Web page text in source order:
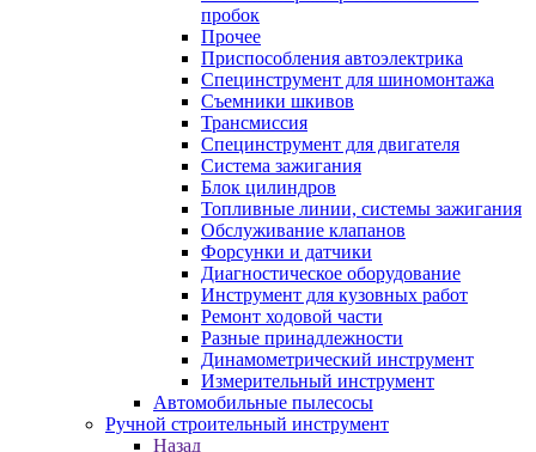
пробок
Прочее
Приспособления автоэлектрика
Специнструмент для шиномонтажа
Съемники шкивов
Трансмиссия
Специнструмент для двигателя
Система зажигания
Блок цилиндров
Топливные линии, системы зажигания
Обслуживание клапанов
Форсунки и датчики
Диагностическое оборудование
Инструмент для кузовных работ
Ремонт ходовой части
Разные принадлежности
Динамометрический инструмент
Измерительный инструмент
Автомобильные пылесосы
Ручной строительный инструмент
Назад